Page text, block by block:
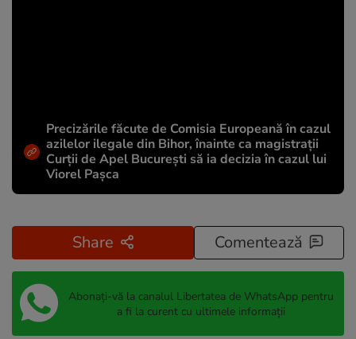
Precizările făcute de Comisia Europeană în cazul
azilelor ilegale din Bihor, înainte ca magistrații
Curții de Apel București să ia decizia în cazul lui
Viorel Pașca
Share Comentează
Abonați-vă la canalul Libertatea de WhatsApp pentru
a fi la curent cu ultimele informații